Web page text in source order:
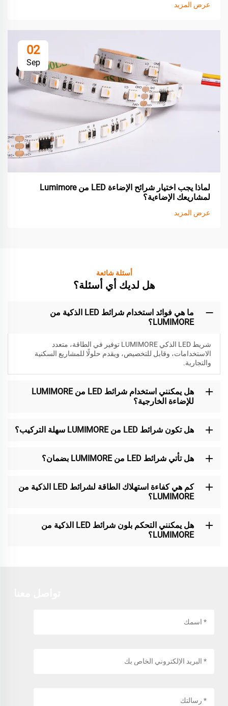
عرض المزيد
02
Sep
لماذا يجب اختيار شرائح الإضاءة LED من Lumimore
لمشاريعك الإضاءية؟
عرض المزيد
أسئلة شائعة
هل لديك أي أسئلة؟
ما هي فوائد استخدام شرائط LED الذكية من
LUMIMORE؟
شريط LED الذكي LUMIMORE توفير في الطاقة، متعدد
الاستخدامات، وقابل للتخصيص، ويقدم حلولًا للمشاريع السكنية
والتجارية.
هل يمكنني استخدام شرائط LED من LUMIMORE
للإضاءة الخارجية؟
هل تكون شرائط LED من LUMIMORE سهلة التركيب؟
هل تأتي شرائط LED من LUMIMORE بضمان؟
كم هي كفاءة استهلاك الطاقة لشرائط LED الذكية من
LUMIMORE؟
هل يمكنني التحكم بلون شرائط LED الذكية من
LUMIMORE؟